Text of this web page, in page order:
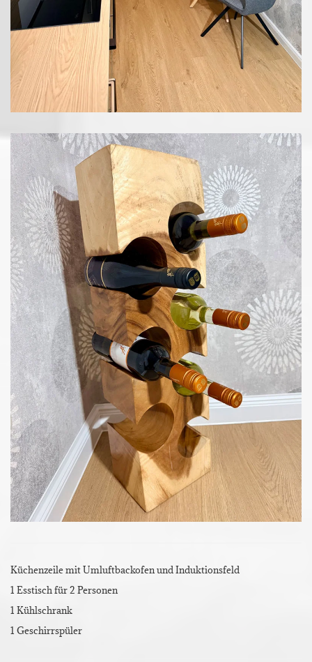
Küchenzeile mit Umluftbackofen und Induktionsfeld
1 Esstisch für 2 Personen
1 Kühlschrank
1 Geschirrspüler